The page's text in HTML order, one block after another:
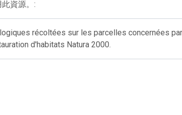
資源。:
récoltées sur les parcelles concernées
d'habitats Natura 2000.